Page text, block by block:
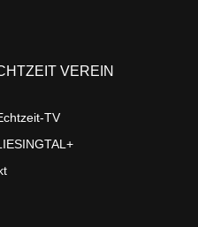
VEREIN
TV